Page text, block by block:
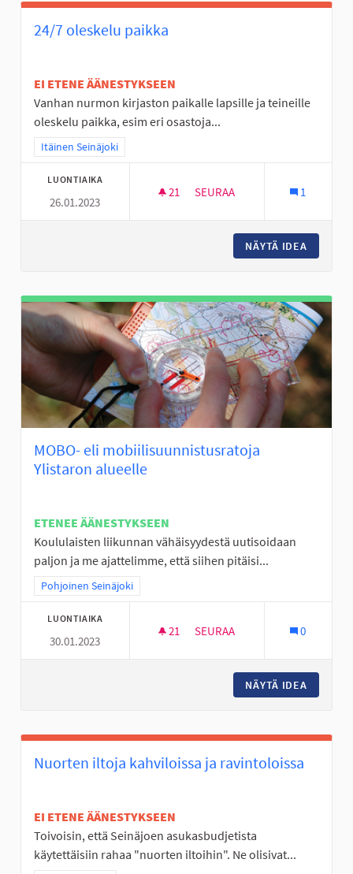
24/7 oleskelu paikka
EI ETENE ÄÄNESTYKSEEN
Vanhan nurmon kirjaston paikalle lapsille ja teineille
oleskelu paikka, esim eri osastoja...
Rajaa tulokset teeman mukaan: Itäinen Seinäjoki
Itäinen Seinäjoki
LUONTIAIKA
26.01.2023
21 21 SEURAAJAA
SEURAA 1
NÄYTÄ IDEA
MOBO- eli mobiilisuunnistusratoja
Ylistaron alueelle
ETENEE ÄÄNESTYKSEEN
Koululaisten liikunnan vähäisyydestä uutisoidaan
paljon ja me ajattelimme, että siihen pitäisi...
Rajaa tulokset teeman mukaan: Pohjoinen Seinäjoki
Pohjoinen Seinäjoki
LUONTIAIKA
30.01.2023
21 21 SEURAAJAA
SEURAA 0
NÄYTÄ IDEA
Nuorten iltoja kahviloissa ja ravintoloissa
EI ETENE ÄÄNESTYKSEEN
Toivoisin, että Seinäjoen asukasbudjetista
käytettäisiin rahaa "nuorten iltoihin". Ne olisivat...